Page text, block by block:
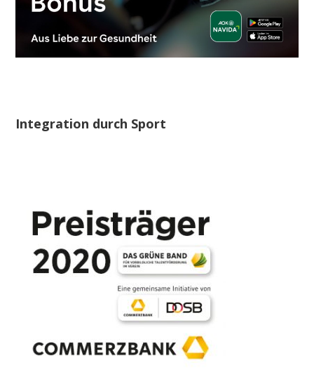
Integration durch Sport